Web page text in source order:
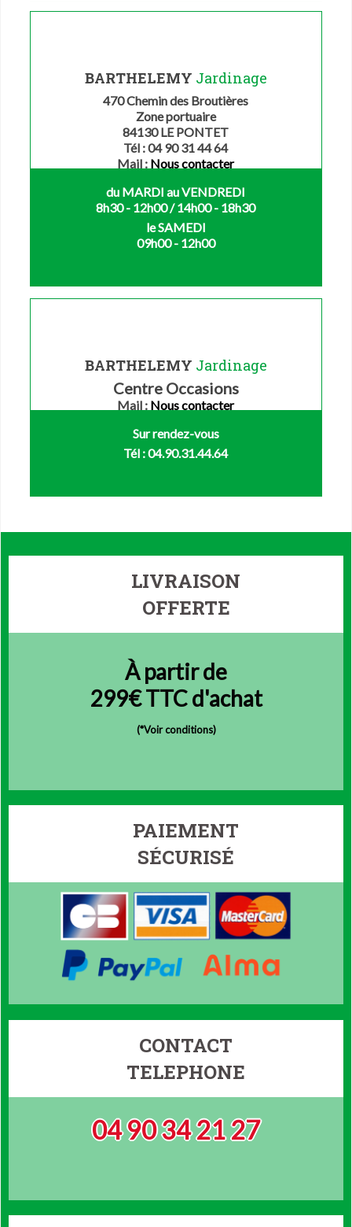
BARTHELEMY Jardinage
470 Chemin des Broutières
Zone portuaire
84130 LE PONTET
Tél : 04 90 31 44 64
Mail : Nous contacter
du MARDI au VENDREDI
8h30 - 12h00 / 14h00 - 18h30
le SAMEDI
09h00 - 12h00
BARTHELEMY Jardinage
Centre Occasions
Mail : Nous contacter
Sur rendez-vous
Tél : 04.90.31.44.64
LIVRAISON
OFFERTE
À partir de
299€ TTC d'achat
(*Voir conditions)
PAIEMENT
SÉCURISÉ
CONTACT
TELEPHONE
04 90 34 21 27